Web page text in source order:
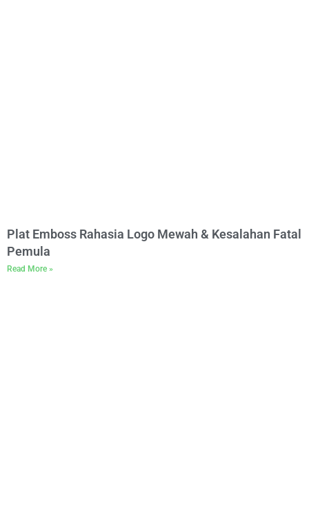
Plat Emboss Rahasia Logo Mewah & Kesalahan Fatal
Pemula
Read More »